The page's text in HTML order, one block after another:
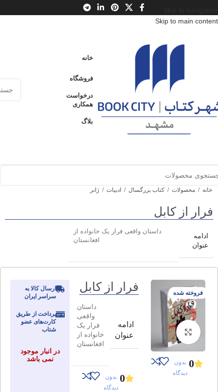
Skip to main content
خانه
فروشگاه
درخواست
همکاری
بلاگ
خانه / محصولات / کتاب بزرگسال / ادبیات / ژانر
فرار از کابل
ادامه
عنوان
داستان واقعی فرار یک خانواده از
افغانستان
فروخته شده
برای بزرگنمایی کلیک کنید
0 بدون
دیدگاه
فرار از کابل
ادامه
عنوان
داستان
واقعی
فرار یک
خانواده از
افغانستان
0 بدون
دیدگاه
ارسال کالا به
سراسر ایران
پرداخت از طریق
کارت‌های عضو
شتاب
در انبار موجود
نمی باشد